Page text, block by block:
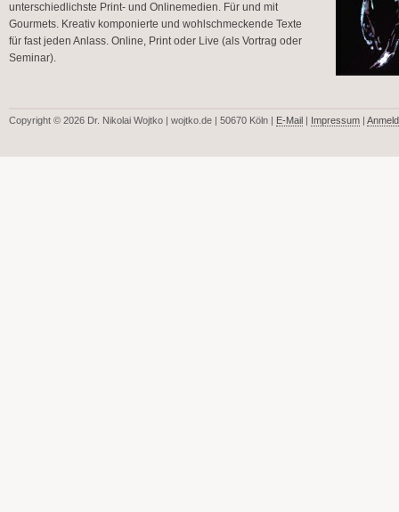
unterschiedlichste Print- und Onlinemedien. Für und mit
Gourmets. Kreativ komponierte und wohlschmeckende Texte
für fast jeden Anlass. Online, Print oder Live (als Vortrag oder
Seminar).
Copyright © 2026 Dr. Nikolai Wojtko | wojtko.de | 50670 Köln | E-Mail | Impressum |